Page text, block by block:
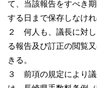
て、当該報告をすべき
する日まで保存しなけれ
２ 何人も、議長に対
る報告及び訂正の閲覧
きる。
３ 前項の規定により